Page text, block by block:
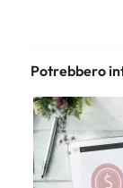
Potrebbero